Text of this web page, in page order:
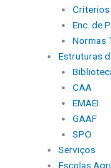
Criterios
Enc. de
Normas
Estruturas
CAA
EMAEI
GAAF
SPO
Serviços
Escolas